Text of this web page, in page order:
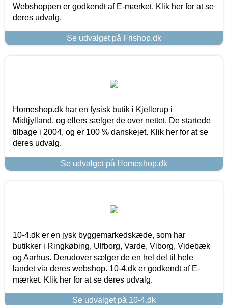
Webshoppen er godkendt af E-mærket. Klik her for at se
deres udvalg.
Se udvalget på Frishop.dk
Homeshop.dk har en fysisk butik i Kjellerup i
Midtjylland, og ellers sælger de over nettet. De startede
tilbage i 2004, og er 100 % danskejet. Klik her for at se
deres udvalg.
Se udvalget på Homeshop.dk
10-4.dk er en jysk byggemarkedskæde, som har
butikker i Ringkøbing, Ulfborg, Varde, Viborg, Videbæk
og Aarhus. Derudover sælger de en hel del til hele
landet via deres webshop. 10-4.dk er godkendt af E-
mærket. Klik her for at se deres udvalg.
Se udvalget på 10-4.dk